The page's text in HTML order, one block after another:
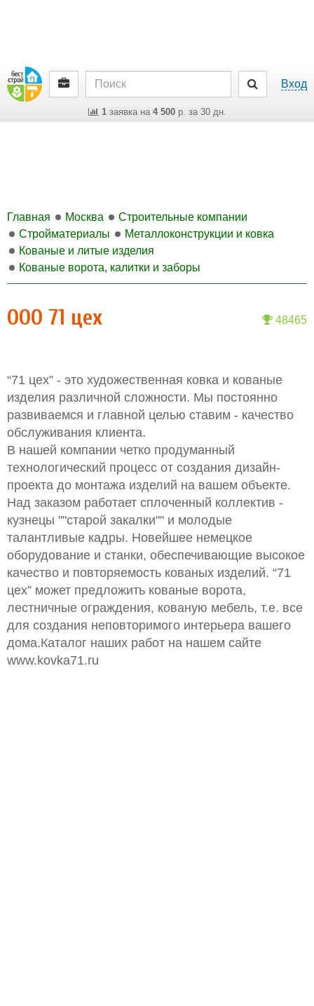
Вход
1заявка на 4 500р. за 30 дн.
Главная Москва
Строительные компании
Стройматериалы
Металлоконструкции и ковка
Кованые и литые изделия
Кованые ворота, калитки и заборы
48465
ООО 71 цех
“71 цех” - это художественная ковка и кованые
изделия различной сложности. Мы постоянно
развиваемся и главной целью ставим - качество
обслуживания клиента.
В нашей компании четко продуманный
технологический процесс от создания дизайн-
проекта до монтажа изделий на вашем объекте.
Над заказом работает сплоченный коллектив -
кузнецы ""старой закалки"" и молодые
талантливые кадры. Новейшее немецкое
оборудование и станки, обеспечивающие высокое
качество и повторяемость кованых изделий. “71
цех” может предложить кованые ворота,
лестничные ограждения, кованую мебель, т.е. все
для создания неповторимого интерьера вашего
дома.Каталог наших работ на нашем сайте
www.kovka71.ru